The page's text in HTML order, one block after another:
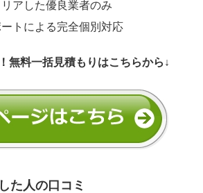
アした優良業者のみ
トによる完全個別対応
無料一括見積もりはこちらから↓
た人の口コミ